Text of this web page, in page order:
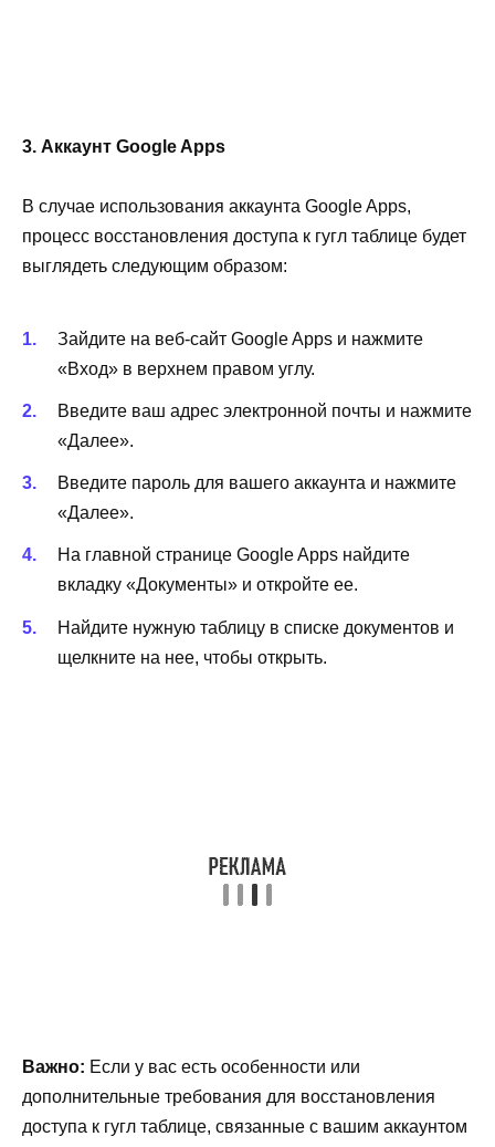
3. Аккаунт Google Apps
В случае использования аккаунта Google Apps,
процесс восстановления доступа к гугл таблице будет
выглядеть следующим образом:
Зайдите на веб-сайт Google Apps и нажмите
«Вход» в верхнем правом углу.
Введите ваш адрес электронной почты и нажмите
«Далее».
Введите пароль для вашего аккаунта и нажмите
«Далее».
На главной странице Google Apps найдите
вкладку «Документы» и откройте ее.
Найдите нужную таблицу в списке документов и
щелкните на нее, чтобы открыть.
Важно: Если у вас есть особенности или
дополнительные требования для восстановления
доступа к гугл таблице, связанные с вашим аккаунтом